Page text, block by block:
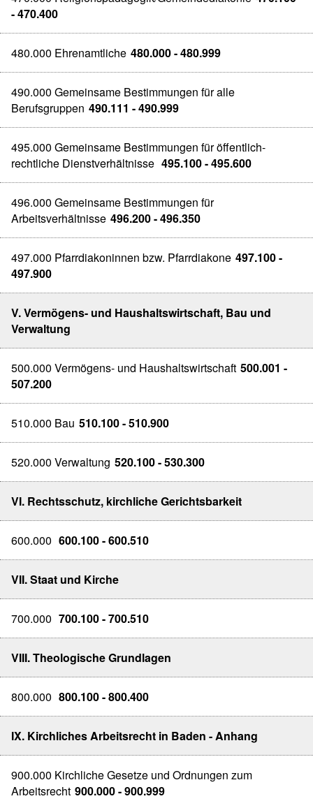
- 470.400
480.000 Ehrenamtliche 480.000 - 480.999
490.000 Gemeinsame Bestimmungen für alle
Berufsgruppen 490.111 - 490.999
495.000 Gemeinsame Bestimmungen für öffentlich-
rechtliche Dienstverhältnisse 495.100 - 495.600
496.000 Gemeinsame Bestimmungen für
Arbeitsverhältnisse 496.200 - 496.350
497.000 Pfarrdiakoninnen bzw. Pfarrdiakone 497.100 -
497.900
V. Vermögens- und Haushaltswirtschaft, Bau und
Verwaltung
500.000 Vermögens- und Haushaltswirtschaft 500.001 -
507.200
510.000 Bau 510.100 - 510.900
520.000 Verwaltung 520.100 - 530.300
VI. Rechtsschutz, kirchliche Gerichtsbarkeit
600.000 600.100 - 600.510
VII. Staat und Kirche
700.000 700.100 - 700.510
VIII. Theologische Grundlagen
800.000 800.100 - 800.400
IX. Kirchliches Arbeitsrecht in Baden - Anhang
900.000 Kirchliche Gesetze und Ordnungen zum
Arbeitsrecht 900.000 - 900.999